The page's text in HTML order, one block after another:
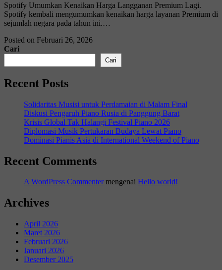
Spotify Umumkan Kenaikan Harga Langganan Premium Lagi.
Spotify kembali mengumumkan kenaikan harga layanan Premium di
sejumlah negara pada tahun ini.…
Posted on Februari 26, 2026
Cari
Cari
Recent Posts
Solidaritas Musisi untuk Perdamaian di Malam Final
Diskusi Pengaruh Piano Rusia di Panggung Barat
Krisis Global Tak Halangi Festival Piano 2026
Diplomasi Musik Pertukaran Budaya Lewat Piano
Dominasi Pianis Asia di International Weekend of Piano
Recent Comments
A WordPress Commentermengenai Hello world!
Archives
April 2026
Maret 2026
Februari 2026
Januari 2026
Desember 2025